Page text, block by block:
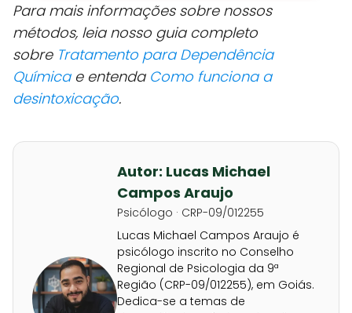
Para mais informações sobre nossos
métodos, leia nosso guia completo
sobre Tratamento para Dependência
Químicae entenda Como funciona a
desintoxicação.
Autor: Lucas Michael
Campos Araujo
Psicólogo · CRP-09/012255
Lucas Michael Campos Araujo é
psicólogo inscrito no Conselho
Regional de Psicologia da 9ª
Região (CRP-09/012255), em Goiás.
Dedica-se a temas de